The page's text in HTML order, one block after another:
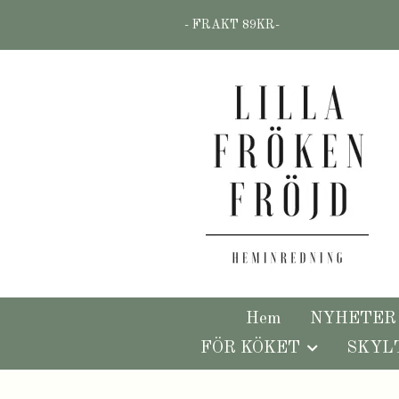
- FRAKT 89KR-
Hem
NYHETER
FÖR KÖKET